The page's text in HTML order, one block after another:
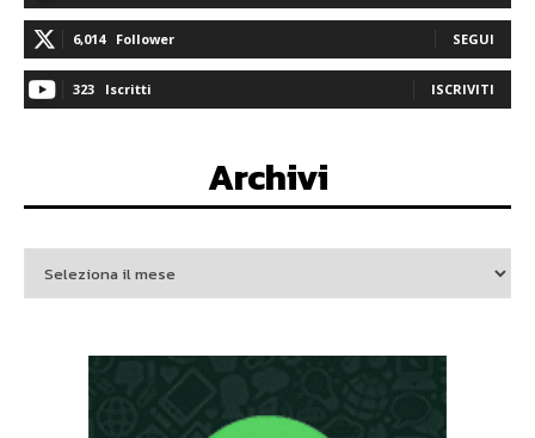
6,014 Follower SEGUI
323 Iscritti ISCRIVITI
Archivi